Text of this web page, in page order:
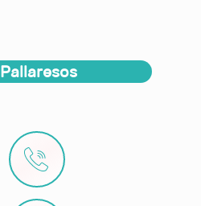
Pallaresos